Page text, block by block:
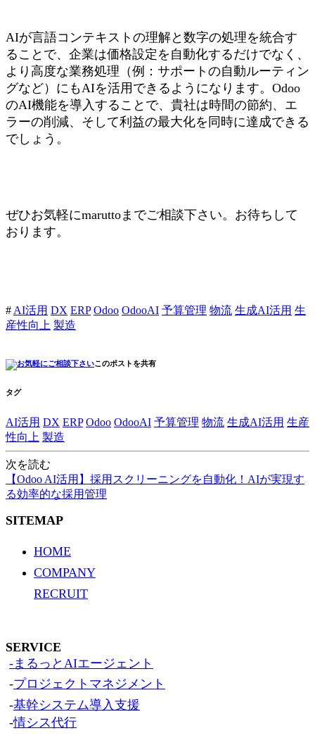
AIが言語コンテキストの理解と数字の処理を統合す
ることで、企業は価格設定を自動化するだけでなく、
より高度な業務処理（例：サポートの自動ルーティン
グなど）にもAIを活用できるようになります。Odoo
のAI機能を導入することで、貴社は時間の節約、エ
ラーの削減、そして利益の最大化を同時に達成できる
でしょう。
ぜひお気軽にmaruttoまでご相談下さい。お待ちして
おります。
# AI活用 DX ERP Odoo OdooAI 予算管理 物流 生成AI活用 生
産性向上 製造
このポストを共有
タグ
AI活用 DX ERP Odoo OdooAI 予算管理 物流 生成AI活用 生産
性向上 製造
次を読む
【Odoo AI活用】採用スクリーニングを自動化！AIが実現す
る効率的な採用管理
SITEMAP
HOME
COMPANY
RECRUIT
SERVICE
-まるっとAIエージェント
-プロジェクトマネジメント
-基幹システム導入支援
-情シス代行